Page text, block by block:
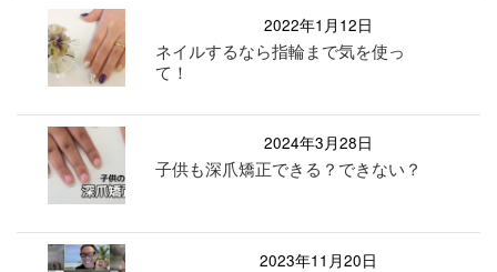
2022年1月12日
ネイルするなら指輪まで気を使っ
て！
2024年3月28日
子供も深爪矯正できる？できない？
2023年11月20日